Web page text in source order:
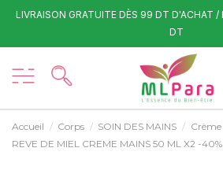
LIVRAISON GRATUITE DÈS 99 DT D'ACHAT /
DT
Accueil Corps SOIN DES MAINS
REVE DE MIEL CREME MAINS 50 ML X2 -40%